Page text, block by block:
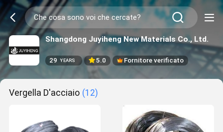
Shangdong Juyiheng New Materials Co., Ltd.
29 YEARS 5.0 Fornitore verificato
Vergella D'acciaio (12)